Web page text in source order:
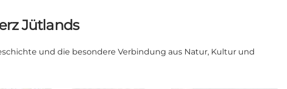
Jütlands
und die besondere Verbindung aus Natur, Kultur und